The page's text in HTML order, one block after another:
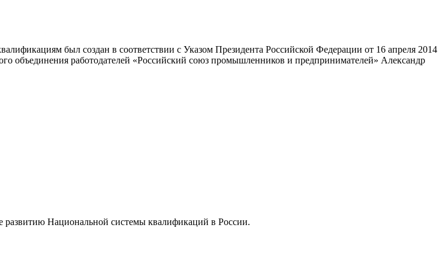
был создан в соответствии с Указом Президента Российской Федерации от 16 апреля 2014
объединения работодателей «Российский союз промышленников и предпринимателей» Александр
развитию Национальной системы квалификаций в России.